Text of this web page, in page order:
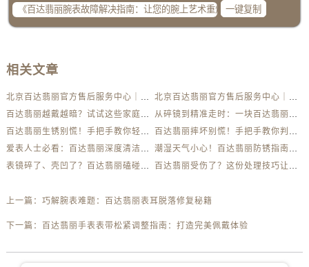
一键复制
相关文章
上一篇： 巧解腕表难题：百达翡丽表耳脱落修复秘籍
下一篇： 百达翡丽手表表带松紧调整指南：打造完美佩戴体验